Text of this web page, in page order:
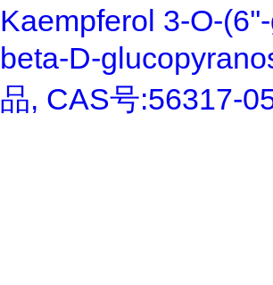
Kaempferol 3-O-
beta-D-
品, CAS号:56317-